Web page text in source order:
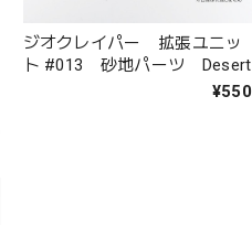
ジオクレイパー 拡張ユニッ
ト #013 砂地パーツ Desert
¥550